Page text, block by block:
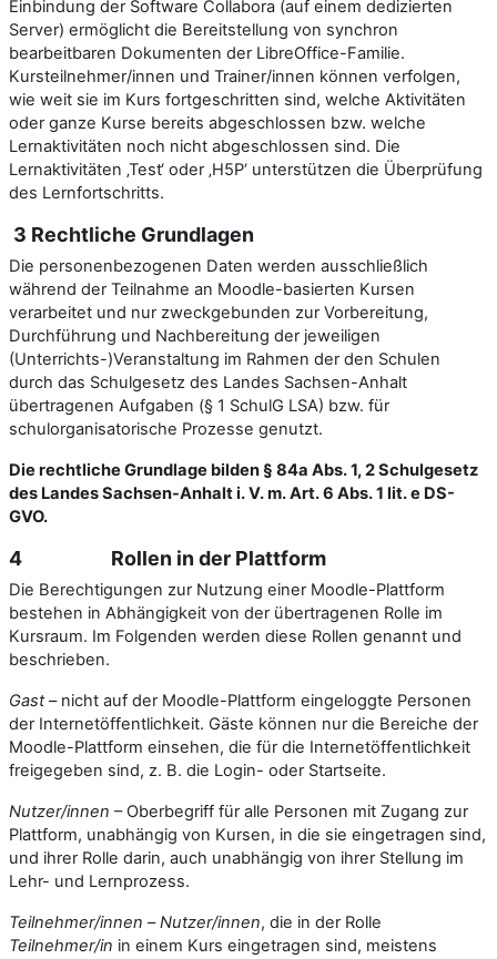
Einbindung der Software Collabora (auf einem dedizierten
Server) ermöglicht die Bereitstellung von synchron
bearbeitbaren Dokumenten der LibreOffice-Familie.
Kursteilnehmer/innen und Trainer/innen können verfolgen,
wie weit sie im Kurs fortgeschritten sind, welche Aktivitäten
oder ganze Kurse bereits abgeschlossen bzw. welche
Lernaktivitäten noch nicht abgeschlossen sind. Die
Lernaktivitäten ‚Test‘ oder ‚H5P‘ unterstützen die Überprüfung
des Lernfortschritts.
3 Rechtliche Grundlagen
Die personenbezogenen Daten werden ausschließlich
während der Teilnahme an Moodle-basierten Kursen
verarbeitet und nur zweckgebunden zur Vorbereitung,
Durchführung und Nachbereitung der jeweiligen
(Unterrichts-)Veranstaltung im Rahmen der den Schulen
durch das Schulgesetz des Landes Sachsen-Anhalt
übertragenen Aufgaben (§ 1 SchulG LSA) bzw. für
schulorganisatorische Prozesse genutzt.
Die rechtliche Grundlage bilden § 84a Abs. 1, 2 Schulgesetz
des Landes Sachsen-Anhalt i. V. m. Art. 6 Abs. 1 lit. e DS-
GVO.
4 Rollen in der Plattform
Die Berechtigungen zur Nutzung einer Moodle-Plattform
bestehen in Abhängigkeit von der übertragenen Rolle im
Kursraum. Im Folgenden werden diese Rollen genannt und
beschrieben.
Gast– nicht auf der Moodle-Plattform eingeloggte Personen
der Internetöffentlichkeit. Gäste können nur die Bereiche der
Moodle-Plattform einsehen, die für die Internetöffentlichkeit
freigegeben sind, z. B. die Login- oder Startseite.
Nutzer/innen – Oberbegriff für alle Personen mit Zugang zur
Plattform, unabhängig von Kursen, in die sie eingetragen sind,
und ihrer Rolle darin, auch unabhängig von ihrer Stellung im
Lehr- und Lernprozess.
Teilnehmer/innen –Nutzer/innen, die in der Rolle
Teilnehmer/in in einem Kurs eingetragen sind, meistens